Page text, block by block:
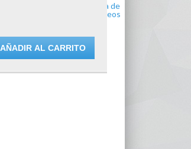
AÑADIR AL CARRITO
lista de
deseos